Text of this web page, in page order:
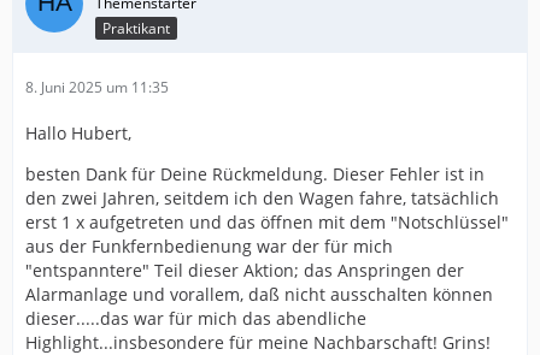
Praktikant
8. Juni 2025 um 11:35
Hallo Hubert,
besten Dank für Deine Rückmeldung. Dieser Fehler ist in
den zwei Jahren, seitdem ich den Wagen fahre, tatsächlich
erst 1 x aufgetreten und das öffnen mit dem "Notschlüssel"
aus der Funkfernbedienung war der für mich
"entspanntere" Teil dieser Aktion; das Anspringen der
Alarmanlage und vorallem, daß nicht ausschalten können
dieser.....das war für mich das abendliche
Highlight...insbesondere für meine Nachbarschaft! Grins!